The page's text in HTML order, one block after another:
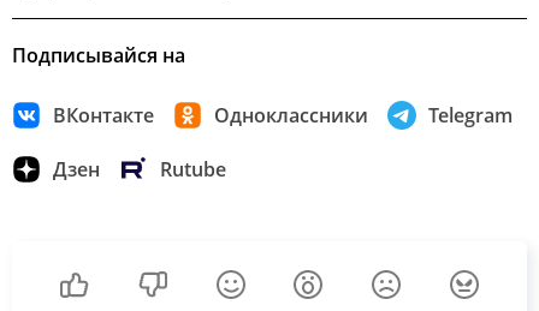
Подписывайся на
ВКонтакте Одноклассники Telegram
Дзен Rutube